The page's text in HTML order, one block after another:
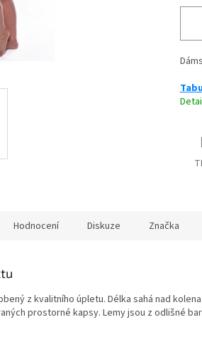
Hodnocení Diskuze Značka
z kvalitního úpletu. Délka sahá nad
prostorné kapsy. Lemy jsou z odlišné